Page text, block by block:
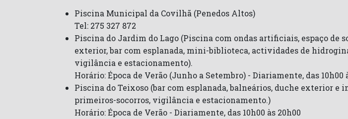
Piscina Municipal da Covilhã (Penedos Altos)
Tel: 275 327 872
Piscina do Jardim do Lago (Piscina com ondas artificiais, espaço de
exterior, bar com esplanada, mini-biblioteca, actividades de
vigilância e estacionamento).
Horário: Época de Verão (Junho a Setembro) - Diariamente, das 10h00
Piscina do Teixoso (bar com esplanada, balneários, duche exterior e
primeiros-socorros, vigilância e estacionamento.)
Horário: Época de Verão - Diariamente, das 10h00 às 20h00